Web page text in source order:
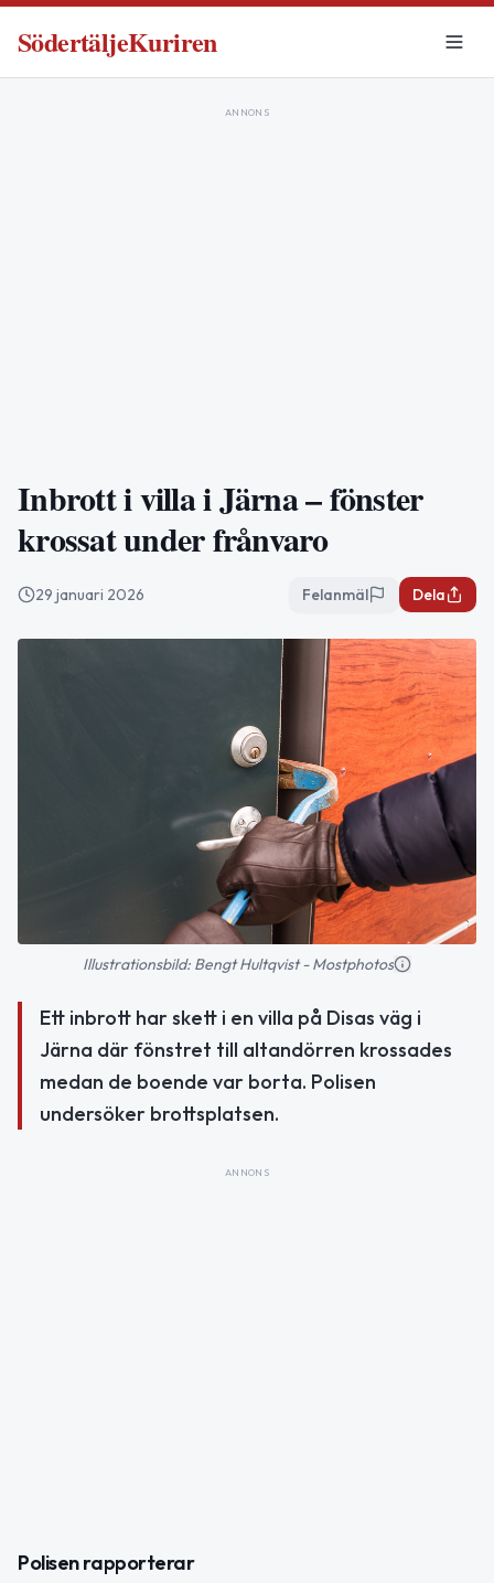
SödertäljeKuriren
ANNONS
Inbrott i villa i Järna – fönster
krossat under frånvaro
29 januari 2026 Felanmäl Dela
Illustrationsbild: Bengt Hultqvist - Mostphotos
Ett inbrott har skett i en villa på Disas väg i
Järna där fönstret till altandörren krossades
medan de boende var borta. Polisen
undersöker brottsplatsen.
ANNONS
Polisen rapporterar